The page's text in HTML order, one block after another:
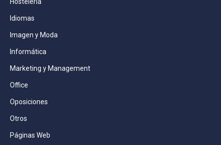
Idiomas
Imagen y Moda
Informática
Marketing y Management
Office
Oposiciones
Otros
Páginas Web